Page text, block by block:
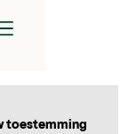
toestemming